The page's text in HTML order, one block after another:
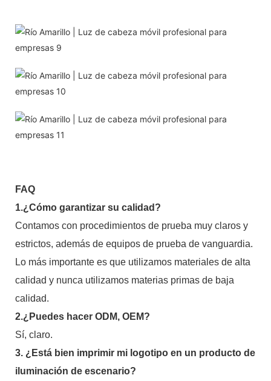
FAQ
1.¿Cómo garantizar su calidad?
Contamos con procedimientos de prueba muy claros y
estrictos, además de equipos de prueba de vanguardia.
Lo más importante es que utilizamos materiales de alta
calidad y nunca utilizamos materias primas de baja
calidad.
2.¿Puedes hacer ODM, OEM?
Sí, claro.
3. ¿Está bien imprimir mi logotipo en un producto de
iluminación de escenario?